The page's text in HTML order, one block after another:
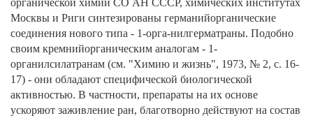
органической химии СО АН СССР, химических институтах
Москвы и Риги синтезированы германийорганические
соединения нового типа - 1-орга-нилгерматраны. Подобно
своим кремнийорганическим аналогам - 1-
органилсилатранам (см. "Химию и жизнь", 1973, № 2, с. 16-
17) - они обладают специфической биологической
активностью. В частности, препараты на их основе
ускоряют заживление ран, благотворно действуют на состав